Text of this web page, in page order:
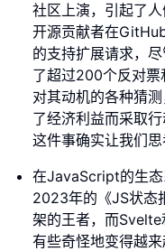
社区上演，引起了
开源贡献者在
的支持扩展请求，
了超过200个反对票
对其动机的各种猜
了经济利益而采取
这件事确实让我们思
在JavaScript的生
2023年的《JS状态
架的王者，而
有些奇怪地变得越